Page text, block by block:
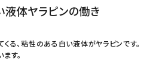
液体ヤラピンの働き
る、粘性のある白い液体がヤラピンです。
す。